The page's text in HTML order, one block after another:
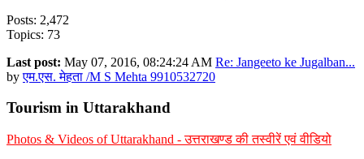
Posts: 2,472
Topics: 73
Last post: May 07, 2016, 08:24:24 AM Re: Jangeeto ke Jugalban...
byएम.एस. मेहता /M S Mehta 9910532720
Tourism in Uttarakhand
Photos & Videos of Uttarakhand - उत्तराखण्ड की तस्वीरें एवं वीडियो